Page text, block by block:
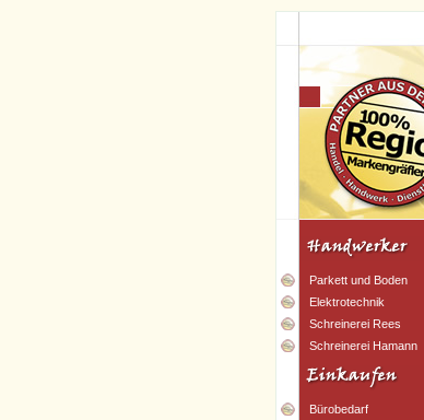
Parkett und Boden
Elektrotechnik
Schreinerei Rees
Schreinerei Hamann
Bürobedarf